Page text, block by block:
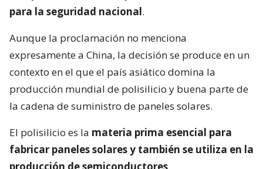
para la seguridad nacional.
Aunque la proclamación no menciona
expresamente a China, la decisión se produce en un
contexto en el que el país asiático domina la
producción mundial de polisilicio y buena parte de
la cadena de suministro de paneles solares.
El polisilicio es la materia prima esencial para
fabricar paneles solares y también se utiliza en la